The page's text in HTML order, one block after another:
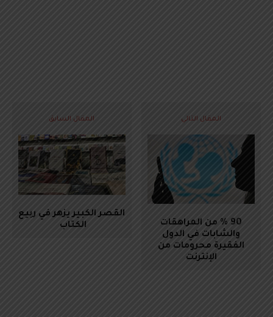
المقال السابق
القصر الكبير يزهر في ربيع
الكتاب
المقال التالي
90 % من المراهقات
والشابات في الدول
الفقيرة محرومات من
الإنترنت